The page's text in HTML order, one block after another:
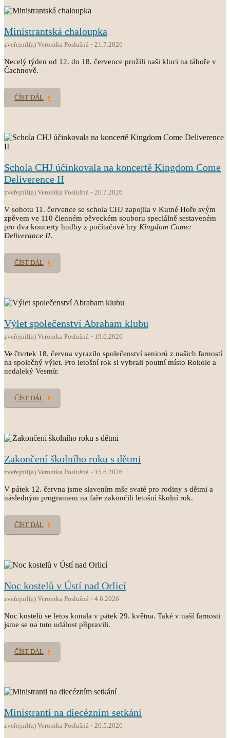
Ministrantská chaloupka
zveřejnil(a) Veronika Poslušná 21.7.2026
Necelý týden od 12. do 18. července prožili naši kluci na táboře v
Čachnově.
ČÍST DÁL
Schola CHJ účinkovala na koncertě Kingdom Come
Deliverence II
zveřejnil(a) Veronika Poslušná 20.7.2026
V sobotu 11. července se schola CHJ zapojila v Kutné Hoře svým
zpěvem ve 110 členném pěveckém souboru speciálně sestaveném
pro dva koncerty hudby z počítačové hry Kingdom Come:
Deliverance II.
ČÍST DÁL
Výlet společenství Abraham klubu
zveřejnil(a) Veronika Poslušná 19.6.2026
Ve čtvrtek 18. června vyrazilo společenství seniorů z našich farností
na společný výlet. Pro letošní rok si vybrali poutní místo Rokole a
nedaleký Vesmír.
ČÍST DÁL
Zakončení školního roku s dětmi
zveřejnil(a) Veronika Poslušná 15.6.2026
V pátek 12. června jsme slavením mše svaté pro rodiny s dětmi a
následným programem na faře zakončili letošní školní rok.
ČÍST DÁL
Noc kostelů v Ústí nad Orlicí
zveřejnil(a) Veronika Poslušná 4.6.2026
Noc kostelů se letos konala v pátek 29. května. Také v naší farnosti
jsme se na tuto událost připravili.
ČÍST DÁL
Ministranti na diecézním setkání
zveřejnil(a) Veronika Poslušná 26.5.2026